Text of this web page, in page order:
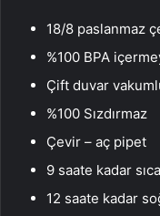
18/8 paslanmaz
%100 BPA
Çift duvar
%100 Sızdırmaz
Çevir – aç pipet
9 saate kadar
12 saate kadar